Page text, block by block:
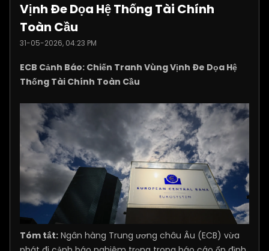
Vịnh Đe Dọa Hệ Thống Tài Chính
Toàn Cầu
31-05-2026, 04:23 PM
ECB Cảnh Báo: Chiến Tranh Vùng Vịnh Đe Dọa Hệ
Thống Tài Chính Toàn Cầu
Tóm tắt: Ngân hàng Trung ương châu Âu (ECB) vừa